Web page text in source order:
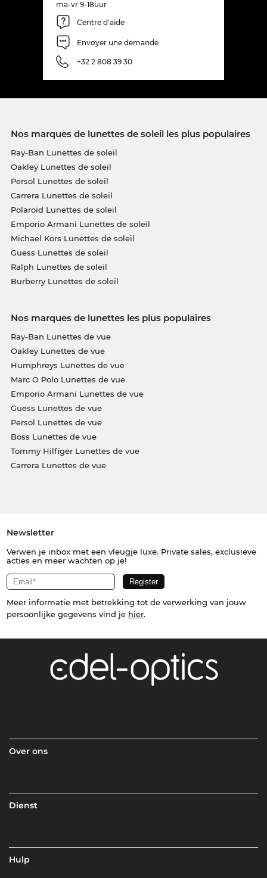
ma-vr 9-18uur
Centre d'aide
Envoyer une demande
+32 2 808 39 30
Nos marques de lunettes de soleil les plus populaires
Ray-Ban Lunettes de soleil
Oakley Lunettes de soleil
Persol Lunettes de soleil
Carrera Lunettes de soleil
Polaroid Lunettes de soleil
Emporio Armani Lunettes de soleil
Michael Kors Lunettes de soleil
Guess Lunettes de soleil
Ralph Lunettes de soleil
Burberry Lunettes de soleil
Nos marques de lunettes les plus populaires
Ray-Ban Lunettes de vue
Oakley Lunettes de vue
Humphreys Lunettes de vue
Marc O Polo Lunettes de vue
Emporio Armani Lunettes de vue
Guess Lunettes de vue
Persol Lunettes de vue
Boss Lunettes de vue
Tommy Hilfiger Lunettes de vue
Carrera Lunettes de vue
Newsletter
Verwen je inbox met een vleugje luxe. Private sales, exclusieve
acties en meer wachten op je!
Meer informatie met betrekking tot de verwerking van jouw
persoonlijke gegevens vind je hier.
Over ons
Dienst
Hulp